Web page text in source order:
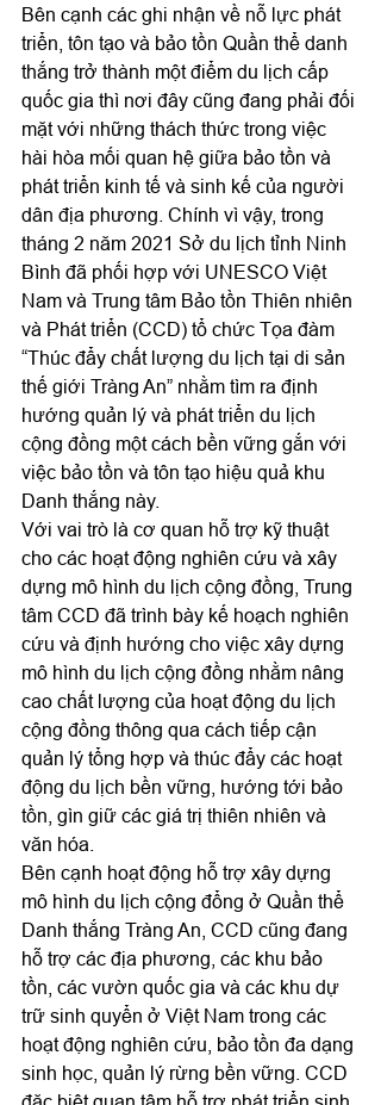
Bên cạnh các ghi nhận về nỗ lực phát
triển, tôn tạo và bảo tồn Quần thể danh
thắng trở thành một điểm du lịch cấp
quốc gia thì nơi đây cũng đang phải đối
mặt với những thách thức trong việc
hài hòa mối quan hệ giữa bảo tồn và
phát triển kinh tế và sinh kế của người
dân địa phương. Chính vì vậy, trong
tháng 2 năm 2021 Sở du lịch tỉnh Ninh
Bình đã phối hợp với UNESCO Việt
Nam và Trung tâm Bảo tồn Thiên nhiên
và Phát triển (CCD) tổ chức Tọa đàm
“Thúc đẩy chất lượng du lịch tại di sản
thế giới Tràng An” nhằm tìm ra định
hướng quản lý và phát triển du lịch
cộng đồng một cách bền vững gắn với
việc bảo tồn và tôn tạo hiệu quả khu
Danh thắng này.
Với vai trò là cơ quan hỗ trợ kỹ thuật
cho các hoạt động nghiên cứu và xây
dựng mô hình du lịch cộng đồng, Trung
tâm CCD đã trình bày kế hoạch nghiên
cứu và định hướng cho việc xây dựng
mô hình du lịch cộng đồng nhằm nâng
cao chất lượng của hoạt động du lịch
cộng đồng thông qua cách tiếp cận
quản lý tổng hợp và thúc đẩy các hoạt
động du lịch bền vững, hướng tới bảo
tồn, gìn giữ các giá trị thiên nhiên và
văn hóa.
Bên cạnh hoạt động hỗ trợ xây dựng
mô hình du lịch cộng đổng ở Quần thể
Danh thắng Tràng An, CCD cũng đang
hỗ trợ các địa phương, các khu bảo
tồn, các vườn quốc gia và các khu dự
trữ sinh quyển ở Việt Nam trong các
hoạt động nghiên cứu, bảo tồn đa dạng
sinh học, quản lý rừng bền vững. CCD